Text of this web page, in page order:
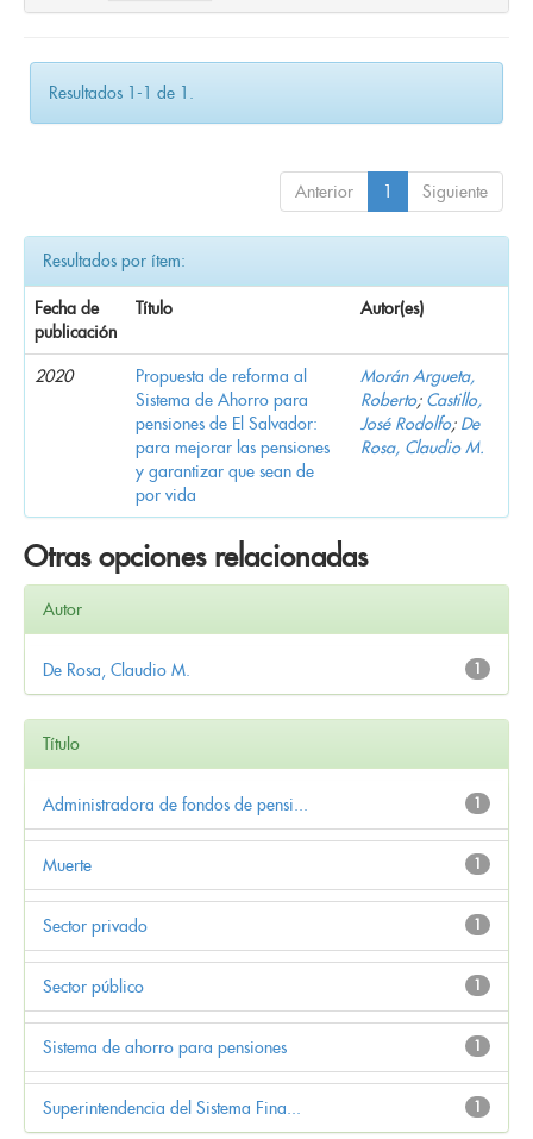
Resultados 1-1 de 1.
Anterior 1 Siguiente
Resultados por ítem:
Fecha de
publicación
Título Autor(es)
2020
Propuesta de reforma al
Sistema de Ahorro para
pensiones de El Salvador:
para mejorar las pensiones
y garantizar que sean de
por vida
Morán Argueta,
Roberto; Castillo,
José Rodolfo; De
Rosa, Claudio M.
Otras opciones relacionadas
Autor
1
De Rosa, Claudio M.
Título
1
Administradora de fondos de pensi...
1
Muerte
1
Sector privado
1
Sector público
1
Sistema de ahorro para pensiones
1
Superintendencia del Sistema Fina...